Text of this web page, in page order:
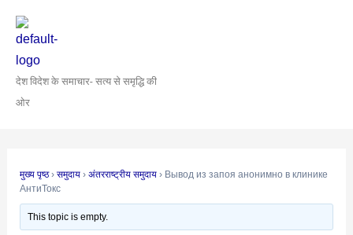
content
देश विदेश के समाचार- सत्य से समृद्धि की
ओर
मुख्य पृष्ठ › समुदाय › अंतरराष्ट्रीय समुदाय › Вывод из запоя анонимно в клинике
АнтиТокс
This topic is empty.
navigation